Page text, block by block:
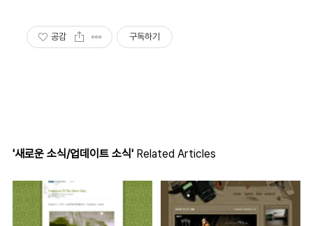
공감 구독하기
'새로운 소식/업데이트 소식' Related Articles